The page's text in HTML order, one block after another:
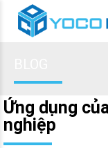
Ứng dụng
nghiệp